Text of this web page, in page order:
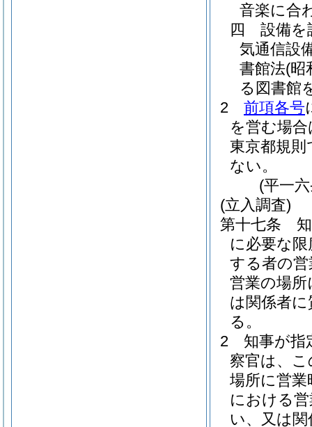
音楽に合
四
設備を
気通信設
書館法(昭
る図書館
2
前項各号
を営む場
東京都規
ない。
(平一
(立入調査)
第十七条
に必要な
する者の
営業の場
は関係者
る。
2
知事が指
察官は、
場所に営業
における
い、又は